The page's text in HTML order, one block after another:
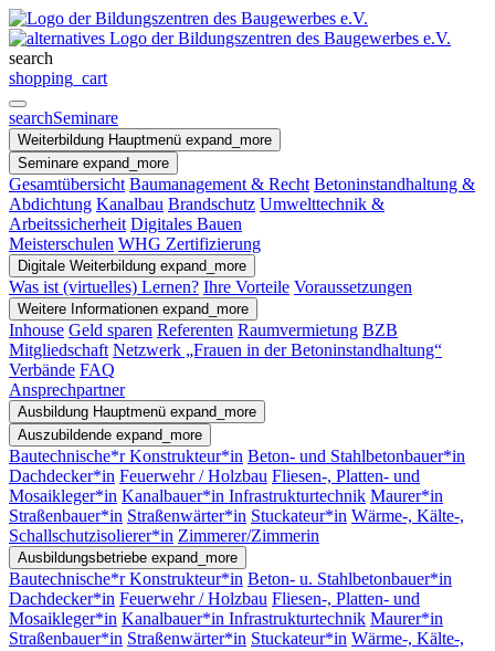
search
shopping_cart
searchSeminare
Weiterbildung Hauptmenü expand_more
Seminare expand_more
Gesamtübersicht Baumanagement & Recht Betoninstandhaltung &
Abdichtung Kanalbau Brandschutz Umwelttechnik &
Arbeitssicherheit Digitales Bauen
Meisterschulen WHG Zertifizierung
Digitale Weiterbildung expand_more
Was ist (virtuelles) Lernen? Ihre Vorteile Voraussetzungen
Weitere Informationen expand_more
Inhouse Geld sparen Referenten Raumvermietung BZB
Mitgliedschaft Netzwerk „Frauen in der Betoninstandhaltung“
Verbände FAQ
Ansprechpartner
Ausbildung Hauptmenü expand_more
Auszubildende expand_more
Bautechnische*r Konstrukteur*in Beton- und Stahlbetonbauer*in
Dachdecker*in Feuerwehr / Holzbau Fliesen-, Platten- und
Mosaikleger*in Kanalbauer*in Infrastrukturtechnik Maurer*in
Straßenbauer*in Straßenwärter*in Stuckateur*in Wärme-, Kälte-,
Schallschutzisolierer*in Zimmerer/Zimmerin
Ausbildungsbetriebe expand_more
Bautechnische*r Konstrukteur*in Beton- u. Stahlbetonbauer*in
Dachdecker*in Feuerwehr / Holzbau Fliesen-, Platten- und
Mosaikleger*in Kanalbauer*in Infrastrukturtechnik Maurer*in
Straßenbauer*in Straßenwärter*in Stuckateur*in Wärme-, Kälte-,